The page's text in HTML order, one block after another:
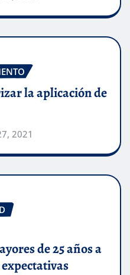
la aplicación de
2021
de 25 años a